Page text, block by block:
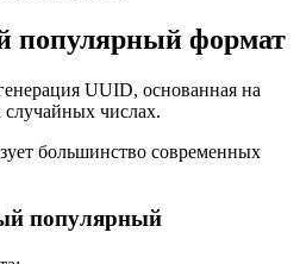
популярный формат
UUID, основанная на
числах.
большинство современных
популярный